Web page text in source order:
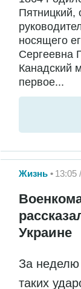
Пятницкий,
носящего
Сергеевна
Канадский
первое...
Жизнь 13:05
Украине
За неделю
таких